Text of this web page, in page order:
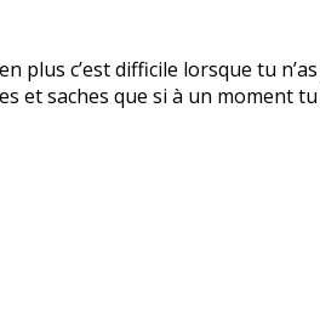
plus c’est difficile lorsque tu
et saches que si à un moment